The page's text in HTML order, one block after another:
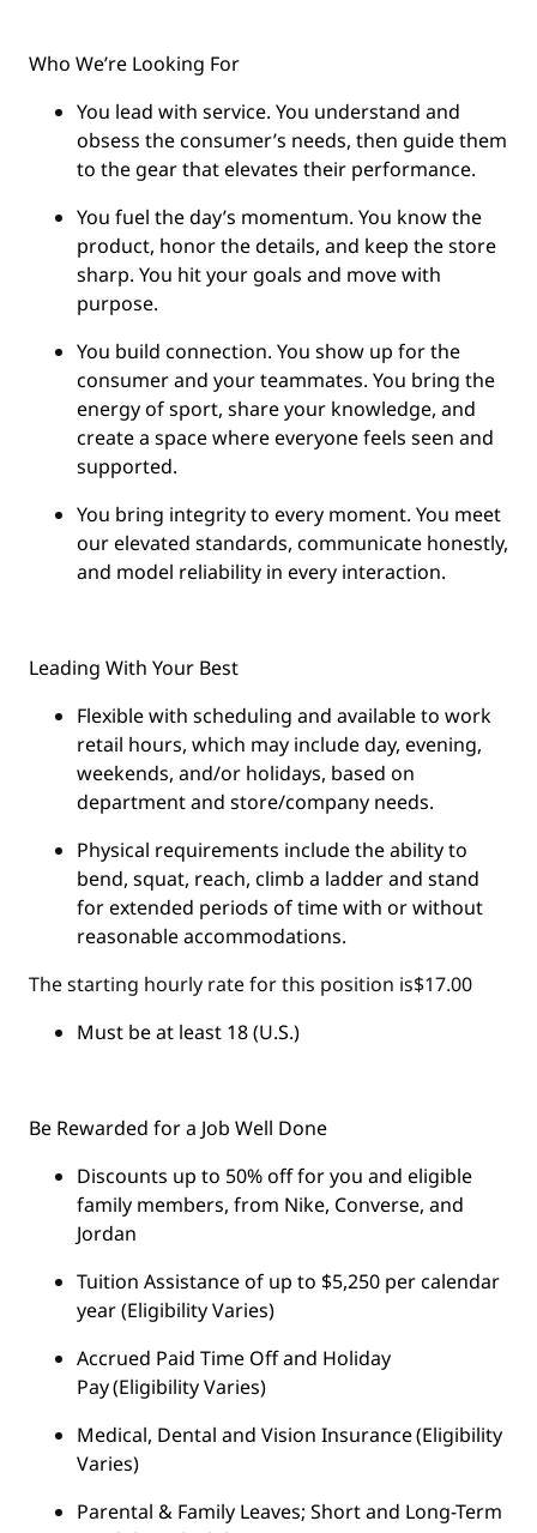
Who We’re Looking For
You lead with service. You understand and
obsess the consumer’s needs, then guide them
to the gear that elevates their performance.
You fuel the day’s momentum. You know the
product, honor the details, and keep the store
sharp. You hit your goals and move with
purpose.
You build connection. You show up for the
consumer and your teammates. You bring the
energy of sport, share your knowledge, and
create a space where everyone feels seen and
supported.
You bring integrityto every moment. You meet
our elevated standards, communicate honestly,
and model reliability in every interaction.
Leading With Your Best
Flexible with scheduling and available to work
retail hours, which may include day, evening,
weekends, and/or holidays, based on
department and store/company needs.
Physical requirements include the ability to
bend, squat, reach, climb a ladder and stand
for extended periods of time with or without
reasonable accommodations.
The starting hourly rate for this position isㅤ$17.00
Must be at least 18 (U.S.)
Be Rewarded for a Job Well Done
Discounts up to 50% off for you and eligible
family members, from Nike, Converse, and
Jordan
Tuition Assistance of up to $5,250 per calendar
year (Eligibility Varies)
Accrued Paid Time Off and Holiday
Pay (Eligibility Varies)
Medical, Dental and Vision Insurance (Eligibility
Varies)
Parental & Family Leaves; Short and Long-Term